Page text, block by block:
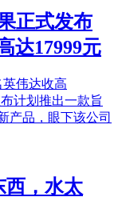
正式发布
达17999元
伟达收高
计划推出一款旨
产品，眼下该公司
西，水太